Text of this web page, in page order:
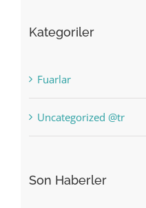
Kategoriler
Fuarlar
Uncategorized @tr
Son Haberler